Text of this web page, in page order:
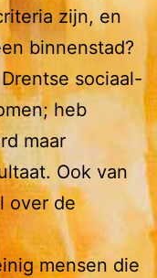
zijn, en
binnenstad?
sociaal-
heb
maar
Ook van
over de
mensen die